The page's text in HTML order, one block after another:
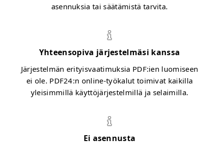
asennuksia tai säätämistä tarvita.
Yhteensopiva järjestelmäsi kanssa
Järjestelmän erityisvaatimuksia PDF:ien luomiseen
ei ole. PDF24:n online-työkalut toimivat kaikilla
yleisimmillä käyttöjärjestelmillä ja selaimilla.
Ei asennusta